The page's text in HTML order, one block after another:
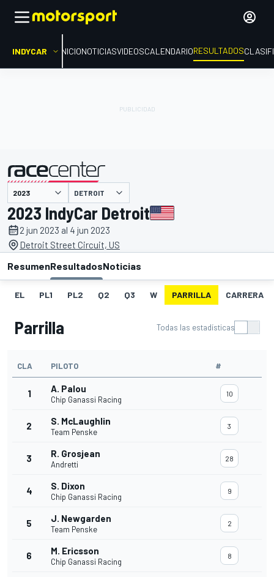
INDYCAR INICIONOTICIASVIDEOSCALENDARIORESULTADOS
presentado por DETROIT
2023 IndyCar Detroit
2 jun 2023 al 4 jun 2023
Detroit Street Circuit, US
ResumenResultadosNoticias
EL PL1 PL2 Q2 Q3 W PARRILLA CARRERA
Parrilla Todas las estadísticas
CLA PILOTO #
1 A. Palou
Chip Ganassi Racing
10
2 S. McLaughlin
Team Penske
3
3 R. Grosjean
Andretti
28
4 S. Dixon
Chip Ganassi Racing
9
5 J. Newgarden
Team Penske
2
6 M. Ericsson
Chip Ganassi Racing
8